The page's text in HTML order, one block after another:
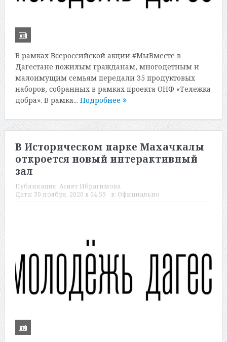
В рамках Всероссийской акции #МыВместе в
Дагестане пожилым гражданам, многодетным и
малоимущим семьям передали 35 продуктовых
наборов, собранных в рамках проекта ОНФ «Тележка
добра». В рамка... Подробнее
В Историческом парке Махачкалы
откроется новый интерактивный
зал
Публикация: Асият Ибрагимова
Дата: 30 ноября, 2020 в 04:59 в: Официально